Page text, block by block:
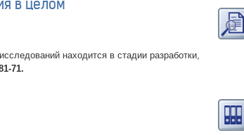
в целом
находится в стадии разработки,
71.